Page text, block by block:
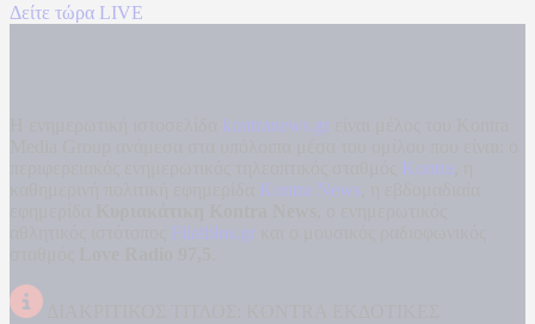
Δείτε τώρα LIVE
kontranews.gr
Kontra
Kontra News
Filathlos.gr